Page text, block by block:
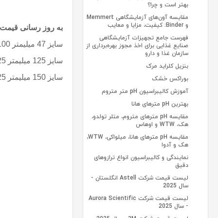
بهتر است و چرا؟
مقایسه آون‌های آزمایشگاهی Memmert
و Binder: کیفیت، مزایا و معایب
فهرست جامع تجهیزات آزمایشگاهی
صنایع غذایی برای اخذ مجوز بهره‌برداری از
سازمان غذا و دارو
بنزیل کلراید مرک
بوراکس خشک
آموزش کالیبراسیون pH متر متروم
بهترین pH مترهای هانا
مقایسه pH مترهای متروم، متلر تولدو،
هک، WTW و اوهاس
مقایسه pH مترهای هانا، میلواکی، WTW،
هک و آدوا
نمایندگی و کالیبراسیون انواع ترازوهای
دقیق
لیست قیمت شرکت Astell انگلستان -
سال 2025
لیست قیمت شرکت Aurora Scientific
- سال 2025
به روز رسانی قیمت
سایز 47 میلیمتر 100 برگی قیمت 35.000.000 ریال
سایز 125 میلیمتر 25 برگی قیمت 45.000.000 ریال
سایز 150 میلیمتر 25 برگی قیمت 55.000.000 ریال